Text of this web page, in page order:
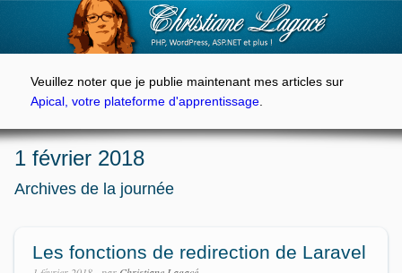
Veuillez noter que je publie maintenant mes articles sur
Apical, votre plateforme d'apprentissage
1 février 2018
Archives de la journée
Les fonctions de redirection de Laravel